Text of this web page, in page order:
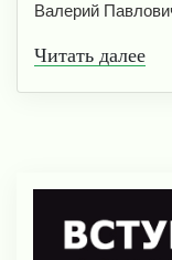
Валерий
Читать далее